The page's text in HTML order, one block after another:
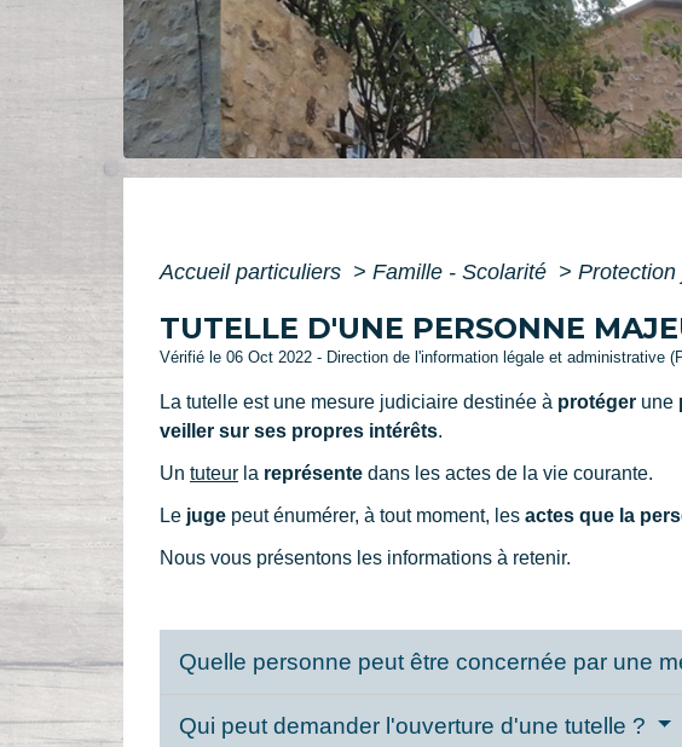
Accueil particuliers > Famille - Scolarité > Protection
TUTELLE D'UNE PERSONNE
Vérifié le 06 Oct 2022 - Direction de l'information légale et administrative
La tutelle est une mesure judiciaire destinée à protéger une
veiller sur ses propres intérêts.
Un tuteur la représente dans les actes de la vie courante.
Le juge peut énumérer, à tout moment, les actes que la
Nous vous présentons les informations à retenir.
Quelle personne peut être concernée par une
Qui peut demander l'ouverture d'une tutelle ?